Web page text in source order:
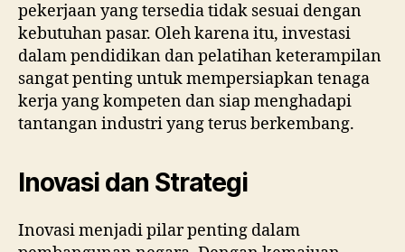
pekerjaan yang tersedia tidak sesuai dengan
kebutuhan pasar. Oleh karena itu, investasi
dalam pendidikan dan pelatihan keterampilan
sangat penting untuk mempersiapkan tenaga
kerja yang kompeten dan siap menghadapi
tantangan industri yang terus berkembang.
Inovasi dan Strategi
Inovasi menjadi pilar penting dalam